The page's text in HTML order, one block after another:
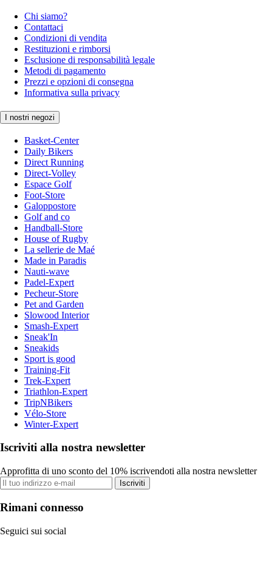
Chi siamo?
Contattaci
Condizioni di vendita
Restituzioni e rimborsi
Esclusione di responsabilità legale
Metodi di pagamento
Prezzi e opzioni di consegna
Informativa sulla privacy
I nostri negozi
Basket-Center
Daily Bikers
Direct Running
Direct-Volley
Espace Golf
Foot-Store
Galoppostore
Golf and co
Handball-Store
House of Rugby
La sellerie de Maé
Made in Paradis
Nauti-wave
Padel-Expert
Pecheur-Store
Pet and Garden
Slowood Interior
Smash-Expert
Sneak'In
Sneakids
Sport is good
Training-Fit
Trek-Expert
Triathlon-Expert
TripNBikers
Vélo-Store
Winter-Expert
Iscriviti alla nostra newsletter
Approfitta di uno sconto del 10% iscrivendoti alla nostra newsletter
Iscriviti
Rimani connesso
Seguici sui social